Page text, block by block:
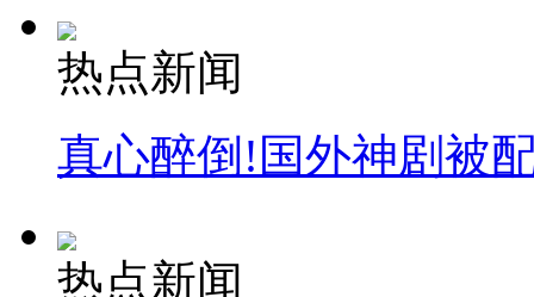
热点新闻
真心醉倒!国外神剧被
热点新闻